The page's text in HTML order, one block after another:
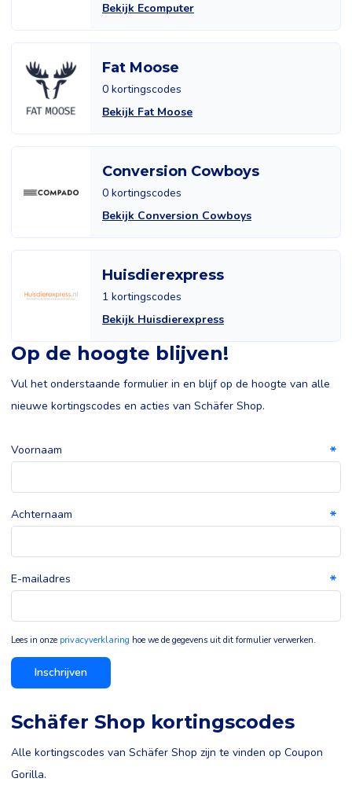
Bekijk Ecomputer
Fat Moose
0 kortingscodes
Bekijk Fat Moose
Conversion Cowboys
0 kortingscodes
Bekijk Conversion Cowboys
Huisdierexpress
1 kortingscodes
Bekijk Huisdierexpress
Op de hoogte blijven!
Vul het onderstaande formulier in en blijf op de hoogte van alle
nieuwe kortingscodes en acties van Schäfer Shop.
Voornaam
Achternaam
E-mailadres
Lees in onze privacyverklaring hoe we de gegevens uit dit formulier verwerken.
Inschrijven
Schäfer Shop kortingscodes
Alle kortingscodes van Schäfer Shop zijn te vinden op Coupon
Gorilla.